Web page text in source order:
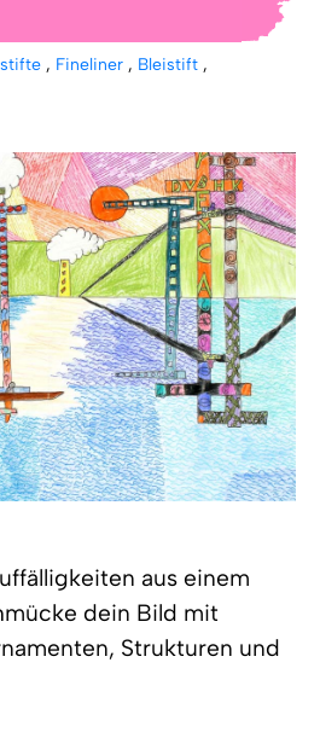
, Fineliner , Bleistift ,
aus einem
dein Bild mit
Strukturen und